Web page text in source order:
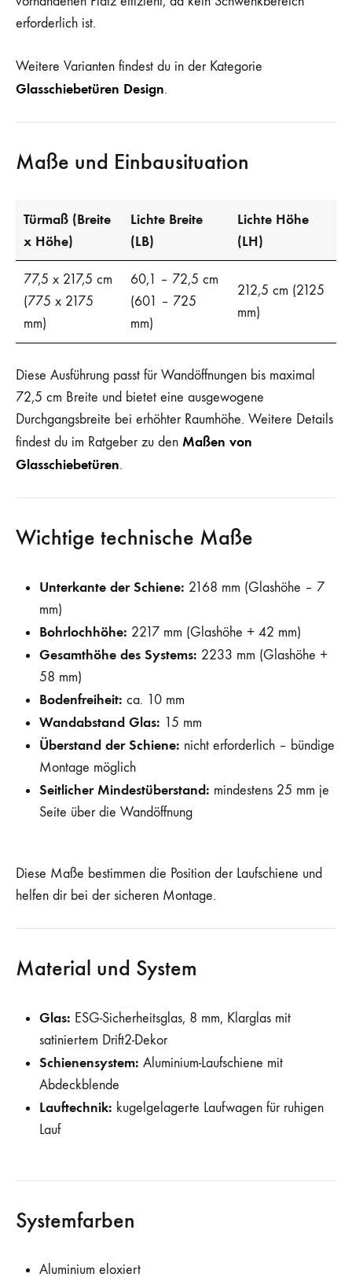
erforderlich ist.
Weitere Varianten findest du in der Kategorie
Glasschiebetüren Design.
Maße und Einbausituation
Türmaß (Breite
x Höhe)
Lichte Breite
(LB)
Lichte Höhe
(LH)
77,5 x 217,5 cm
(775 x 2175
mm)
60,1 – 72,5 cm
(601 – 725
mm)
212,5 cm (2125
mm)
Diese Ausführung passt für Wandöffnungen bis maximal
72,5 cm Breite und bietet eine ausgewogene
Durchgangsbreite bei erhöhter Raumhöhe. Weitere Details
findest du im Ratgeber zu den Maßen von
Glasschiebetüren.
Wichtige technische Maße
Unterkante der Schiene: 2168 mm (Glashöhe – 7
mm)
Bohrlochhöhe: 2217 mm (Glashöhe + 42 mm)
Gesamthöhe des Systems: 2233 mm (Glashöhe +
58 mm)
Bodenfreiheit: ca. 10 mm
Wandabstand Glas: 15 mm
Überstand der Schiene: nicht erforderlich – bündige
Montage möglich
Seitlicher Mindestüberstand: mindestens 25 mm je
Seite über die Wandöffnung
Diese Maße bestimmen die Position der Laufschiene und
helfen dir bei der sicheren Montage.
Material und System
Glas: ESG-Sicherheitsglas, 8 mm, Klarglas mit
satiniertem Drift2-Dekor
Schienensystem: Aluminium-Laufschiene mit
Abdeckblende
Lauftechnik: kugelgelagerte Laufwagen für ruhigen
Lauf
Systemfarben
Aluminium eloxiert